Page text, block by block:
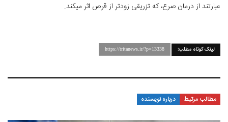
عبارتند از درمان صرع، که تزریقی زودتر از قرص اثر میکند.
لینک کوتاه مطلب: https://tritanews.ir/?p=13338
مطالب مرتبط درباره نویسنده